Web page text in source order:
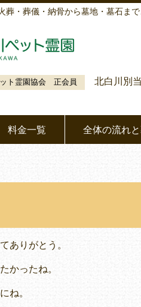
葬・葬儀・納骨から墓地・墓石ま
ト霊園協会 正会員 北白川別
料金一覧 全体の流れ
ありがとう。
かったね。
ね。